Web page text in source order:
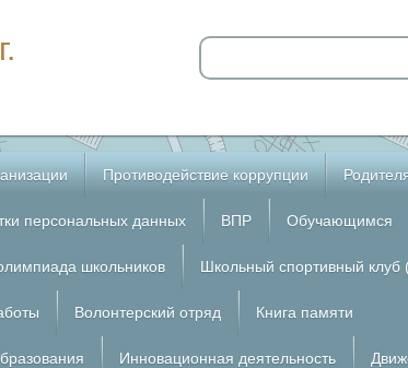
Противодействие коррупции
персональных данных ВПР Обучающимся
школьников Школьный спортивный
Волонтерский отряд Книга памяти
Инновационная деятельность